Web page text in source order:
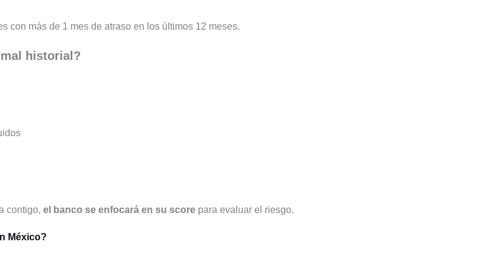
con más de 1 mes de atraso en los últimos 12 meses.
historial?
contigo, el banco se enfocará en su score para evaluar el riesgo.
México?